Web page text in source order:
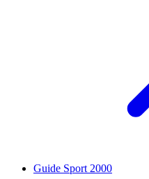
Guide Sport 2000